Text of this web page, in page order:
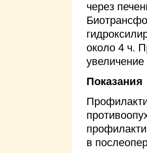
через
около 4 ч.
увеличение
Показания
в